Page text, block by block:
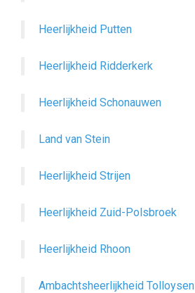
Heerlijkheid Putten
Heerlijkheid Ridderkerk
Heerlijkheid Schonauwen
Land van Stein
Heerlijkheid Strijen
Heerlijkheid Zuid-Polsbroek
Heerlijkheid Rhoon
Ambachtsheerlijkheid Tolloysen